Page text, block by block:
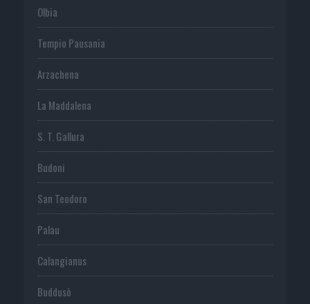
Olbia
Tempio Pausania
Arzachena
La Maddalena
S. T. Gallura
Budoni
San Teodoro
Palau
Calangianus
Buddusò